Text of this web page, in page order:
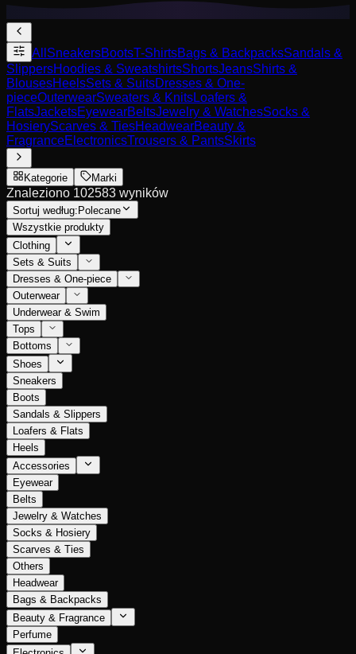
All SneakersBootsT-ShirtsBags & BackpacksSandals &
SlippersHoodies & SweatshirtsShortsJeansShirts &
BlousesHeelsSets & SuitsDresses & One-
pieceOuterwearSweaters & KnitsLoafers &
FlatsJacketsEyewearBeltsJewelry & WatchesSocks &
HosieryScarves & TiesHeadwearBeauty &
FragranceElectronicsTrousers & PantsSkirts
Kategorie Marki
Znaleziono 102583 wyników
Sortuj według: Polecane
Wszystkie produkty
Clothing
Sets & Suits
Dresses & One-piece
Outerwear
Underwear & Swim
Tops
Bottoms
Shoes
Sneakers
Boots
Sandals & Slippers
Loafers & Flats
Heels
Accessories
Eyewear
Belts
Jewelry & Watches
Socks & Hosiery
Scarves & Ties
Others
Headwear
Bags & Backpacks
Beauty & Fragrance
Perfume